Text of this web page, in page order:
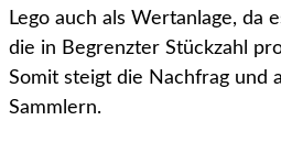
Lego auch als Wertanlage, da
die in Begrenzter Stückzahl
Somit steigt die Nachfrag und
Sammlern.